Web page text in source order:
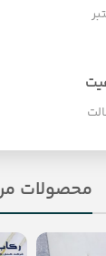
محصولات